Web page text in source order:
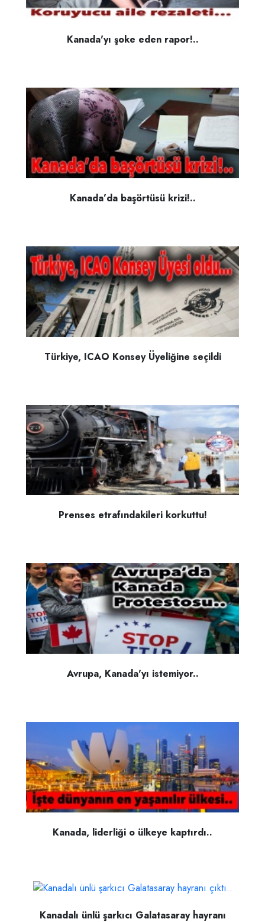
Kanada'yı şoke eden rapor!..
Kanada’da başörtüsü krizi!..
Türkiye, ICAO Konsey Üyeliğine seçildi
Prenses etrafındakileri korkuttu!
Avrupa, Kanada'yı istemiyor..
Kanada, liderliği o ülkeye kaptırdı..
Kanadalı ünlü şarkıcı Galatasaray hayranı